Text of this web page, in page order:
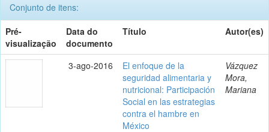
Conjunto de itens:
Pré-
visualização
Data do
documento
Título Autor(es)
3-ago-2016
El enfoque de la
seguridad alimentaria y
nutricional: Participación
Social en las estrategias
contra el hambre en
México
Vázquez
Mora,
Mariana